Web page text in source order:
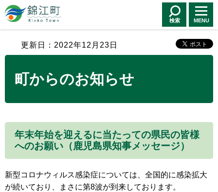
錦江町 Kinko
Town
検索 MENU
更新日：2022年12月23日
町からのお知らせ
年末年始を迎えるに当たっての県民の皆様
へのお願い（鹿児島県知事メッセージ）
新型コロナウィルス感染症については、全国的に感染拡大
が続いており、まさに第8波が到来しております。